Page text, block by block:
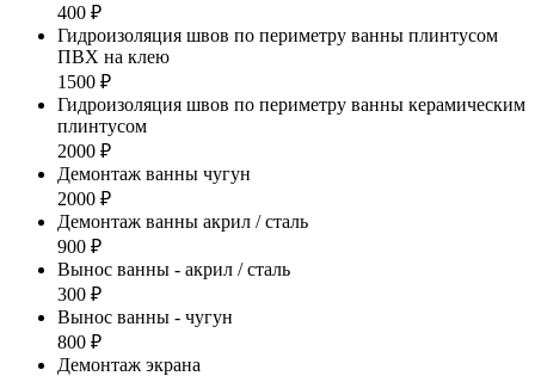
400 ₽
Гидроизоляция швов по периметру ванны плинтусом
ПВХ на клею
1500 ₽
Гидроизоляция швов по периметру ванны керамическим
плинтусом
2000 ₽
Демонтаж ванны чугун
2000 ₽
Демонтаж ванны акрил / сталь
900 ₽
Вынос ванны - акрил / сталь
300 ₽
Вынос ванны - чугун
800 ₽
Демонтаж экрана